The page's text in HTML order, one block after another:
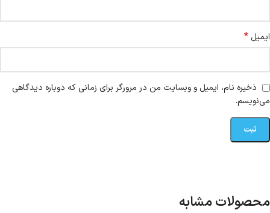
ایمیل *
ذخیره نام، ایمیل و وبسایت من در مرورگر برای زمانی که دوباره دیدگاهی
می‌نویسم.
محصولات مشابه